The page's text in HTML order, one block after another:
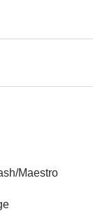
Maestro